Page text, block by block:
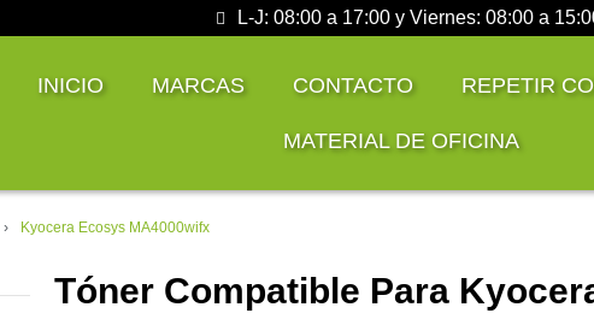
L-J: 08:00 a 17:00 y Viernes: 08:00 a
INICIO MARCAS CONTACTO REPETIR
MATERIAL DE OFICINA
Kyocera Ecosys MA4000wifx
Tóner Compatible Para